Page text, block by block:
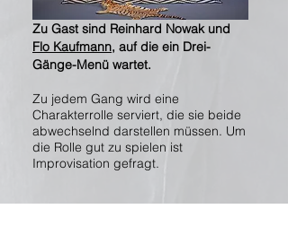
Zu Gast sind Reinhard Nowak und
Flo Kaufmann, auf die ein Drei-
Gänge-Menü wartet.
Zu jedem Gang wird eine
Charakterrolle serviert, die sie beide
abwechselnd darstellen müssen. Um
die Rolle gut zu spielen ist
Improvisation gefragt.